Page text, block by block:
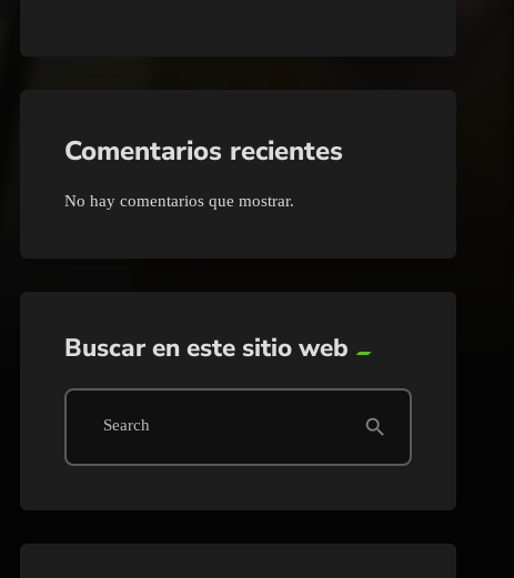
Comentarios recientes
No hay comentarios que mostrar.
Buscar en este sitio web
Search search